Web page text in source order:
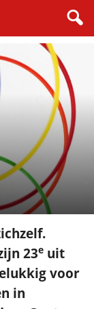
23e uit
voor
in
×
de